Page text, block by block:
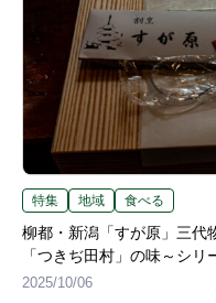
特集 地域 食べる
柳都・新潟「すが原」三代
「つきぢ田村」の味～シ
回）
2025/10/06